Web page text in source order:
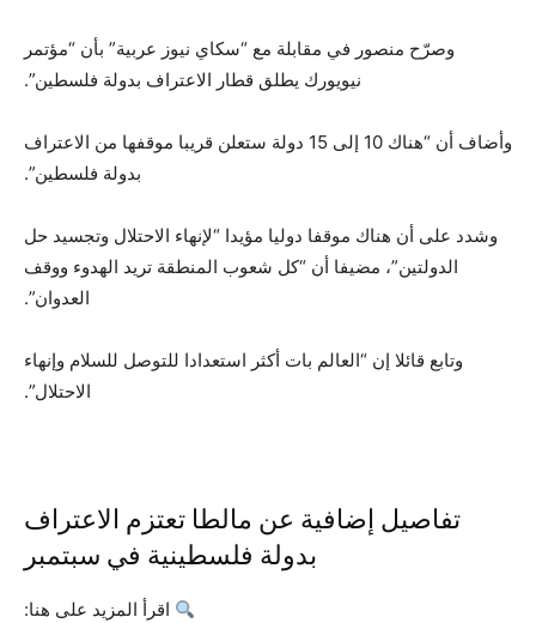
وصرّح منصور في مقابلة مع “سكاي نيوز عربية” بأن “مؤتمر
نيويورك يطلق قطار الاعتراف بدولة فلسطين”.
وأضاف أن “هناك 10 إلى 15 دولة ستعلن قريبا موقفها من الاعتراف
بدولة فلسطين”.
وشدد على أن هناك موقفا دوليا مؤيدا “لإنهاء الاحتلال وتجسيد حل
الدولتين”، مضيفا أن “كل شعوب المنطقة تريد الهدوء ووقف
العدوان”.
وتابع قائلا إن “العالم بات أكثر استعدادا للتوصل للسلام وإنهاء
الاحتلال”.
تفاصيل إضافية عن مالطا تعتزم الاعتراف
بدولة فلسطينية في سبتمبر
اقرأ المزيد على هنا: